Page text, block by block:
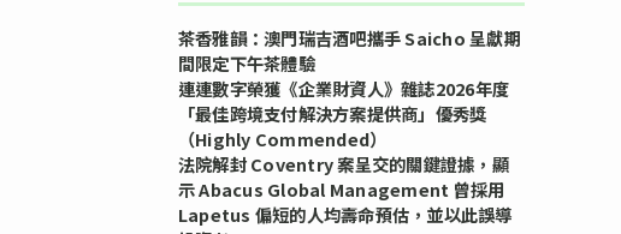
茶香雅韻：澳門瑞吉酒吧攜手 Saicho 呈獻期
間限定下午茶體驗
連連數字榮獲《企業財資人》雜誌2026年度
「最佳跨境支付解決方案提供商」優秀獎
（Highly Commended）
法院解封 Coventry 案呈交的關鍵證據，顯
示 Abacus Global Management 曾採用
Lapetus 偏短的人均壽命預估，並以此誤導